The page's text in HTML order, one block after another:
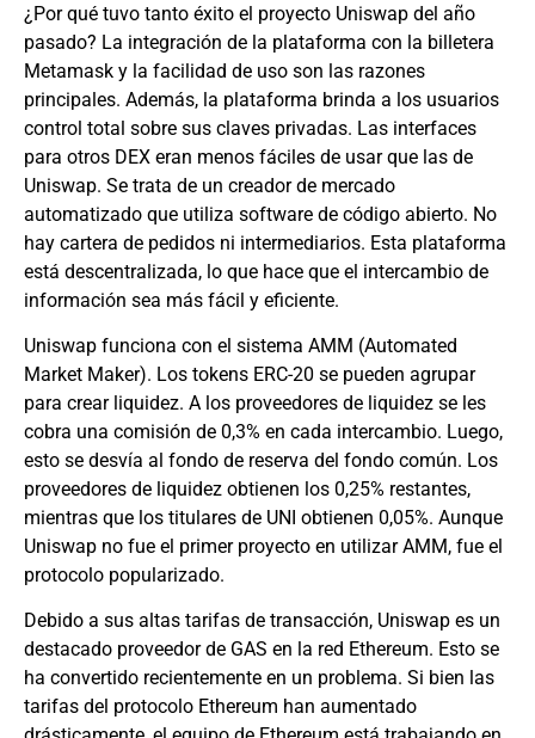
¿Por qué tuvo tanto éxito el proyecto Uniswap del año
pasado? La integración de la plataforma con la billetera
Metamask y la facilidad de uso son las razones
principales. Además, la plataforma brinda a los usuarios
control total sobre sus claves privadas. Las interfaces
para otros DEX eran menos fáciles de usar que las de
Uniswap. Se trata de un creador de mercado
automatizado que utiliza software de código abierto. No
hay cartera de pedidos ni intermediarios. Esta plataforma
está descentralizada, lo que hace que el intercambio de
información sea más fácil y eficiente.
Uniswap funciona con el sistema AMM (Automated
Market Maker). Los tokens ERC-20 se pueden agrupar
para crear liquidez. A los proveedores de liquidez se les
cobra una comisión de 0,3% en cada intercambio. Luego,
esto se desvía al fondo de reserva del fondo común. Los
proveedores de liquidez obtienen los 0,25% restantes,
mientras que los titulares de UNI obtienen 0,05%. Aunque
Uniswap no fue el primer proyecto en utilizar AMM, fue el
protocolo popularizado.
Debido a sus altas tarifas de transacción, Uniswap es un
destacado proveedor de GAS en la red Ethereum. Esto se
ha convertido recientemente en un problema. Si bien las
tarifas del protocolo Ethereum han aumentado